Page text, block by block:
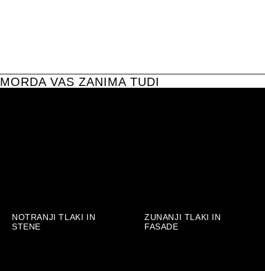
MORDA VAS ZANIMA TUDI
NOTRANJI TLAKI IN
STENE
ZUNANJI TLAKI IN
FASADE